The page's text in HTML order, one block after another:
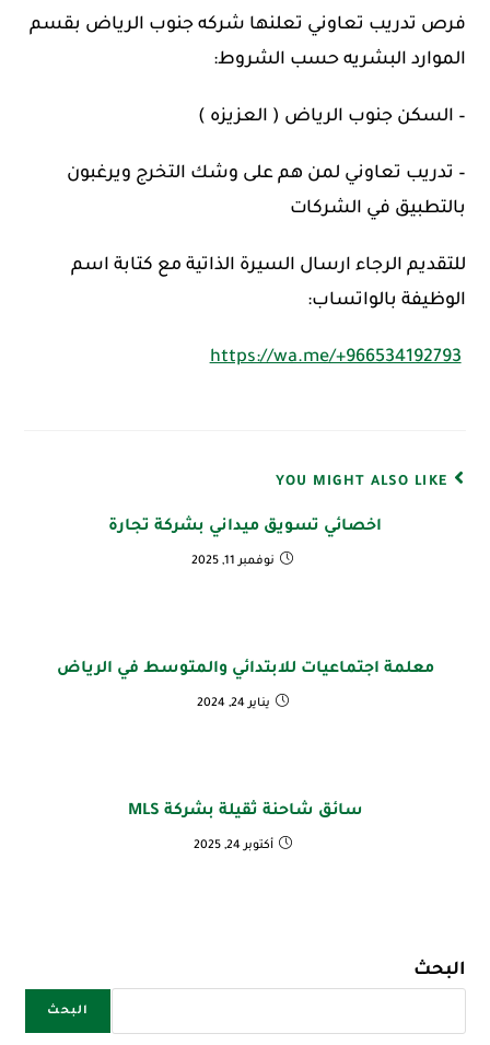
فرص تدريب تعاوني تعلنها شركه جنوب الرياض بقسم
الموارد البشريه حسب الشروط:
– السكن جنوب الرياض ( العزيزه )
– تدريب تعاوني لمن هم على وشك التخرج ويرغبون
بالتطبيق في الشركات
للتقديم الرجاء ارسال السيرة الذاتية مع كتابة اسم
الوظيفة بالواتساب:
https://wa.me/+966534192793
YOU MIGHT ALSO LIKE
اخصائي تسويق ميداني بشركة تجارة
نوفمبر 11, 2025
معلمة اجتماعيات للابتدائي والمتوسط في الرياض
يناير 24, 2024
سائق شاحنة ثقيلة بشركة MLS
أكتوبر 24, 2025
البحث
البحث